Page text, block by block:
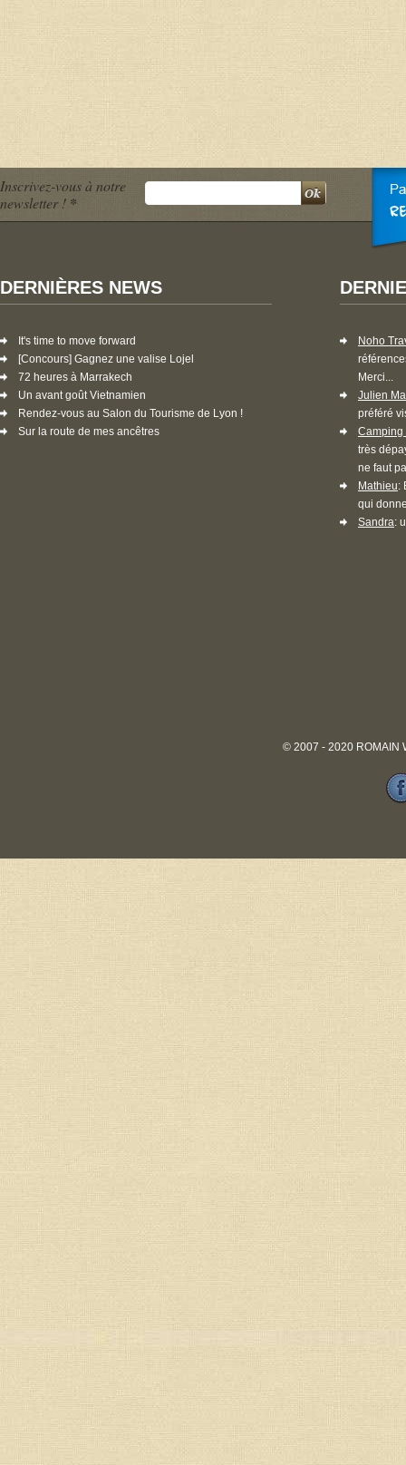
Inscrivez-vous à notre
newsletter ! *
DERNIÈRES NEWS
It's time to move forward
[Concours] Gagnez une valise Lojel
72 heures à Marrakech
Un avant goût Vietnamien
Rendez-vous au Salon du Tourisme de Lyon !
Sur la route de mes ancêtres
Noho
Merci...
Julien
préféré
Camping
très
ne faut
Mathieu:
qui
Sandra:
© 2007 - 2020 ROMAIN